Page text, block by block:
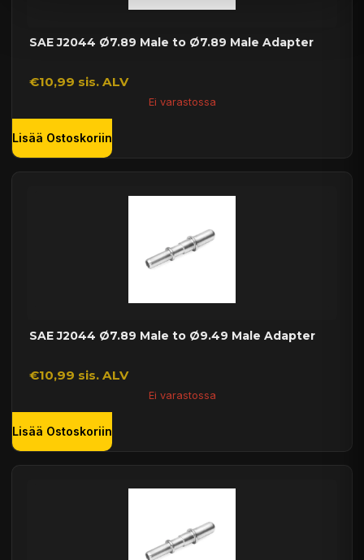
SAE J2044 Ø7.89 Male to Ø7.89 Male Adapter
€10,99 sis. ALV
Ei varastossa
Lisää Ostoskoriin
SAE J2044 Ø7.89 Male to Ø9.49 Male Adapter
€10,99 sis. ALV
Ei varastossa
Lisää Ostoskoriin